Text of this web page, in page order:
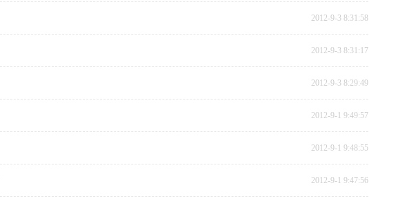
2012-9-3 8:31:58
2012-9-3 8:31:17
2012-9-3 8:29:49
2012-9-1 9:49:57
2012-9-1 9:48:55
2012-9-1 9:47:56